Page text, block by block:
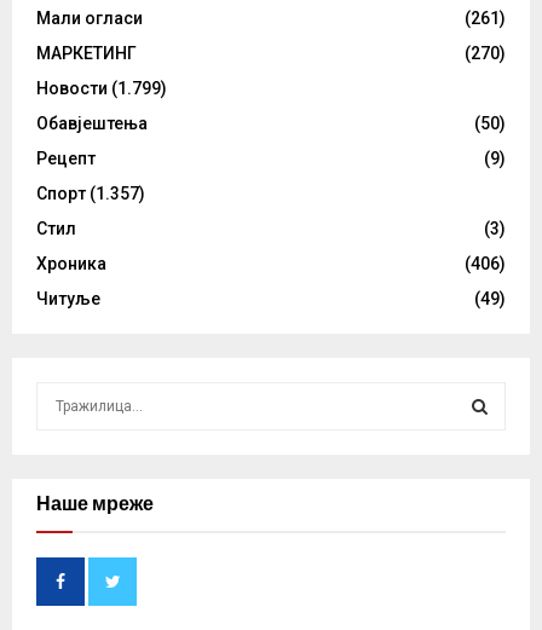
Мали огласи
(261)
МАРКЕТИНГ
(270)
Новости (1.799)
Обавјештења
(50)
Рецепт
(9)
Спорт (1.357)
Стил
(3)
Хроника
(406)
Читуље
(49)
cНаше мреже